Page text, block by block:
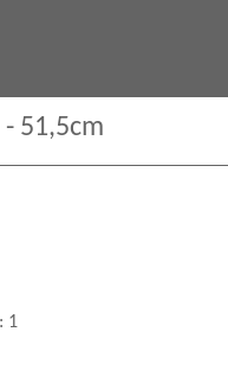
51,5cm
: 1